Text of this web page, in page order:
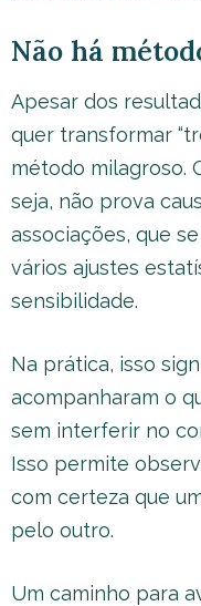
Não há
Apesar dos
quer transformar
método milagroso.
seja, não prova
associações, que
vários ajustes
sensibilidade.
Na prática, isso
acompanharam o
sem interferir no
Isso permite
com certeza que
pelo outro.
Um caminho para